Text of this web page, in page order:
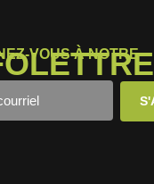
VOUS À NOTRE